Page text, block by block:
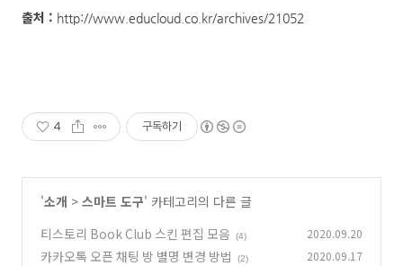
출처 : http://www.educloud.co.kr/archives/21052
4 구독하기
'소개 > 스마트 도구' 카테고리의 다른 글
티스토리 Book Club 스킨 편집 모음
(4) 2020.09.20
카카오톡 오픈 채팅 방 별명 변경 방법 (2) 2020.09.17